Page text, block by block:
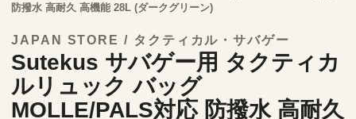
防撥水 高耐久 高機能 28L (ダークグリーン)
JAPAN STORE / タクティカル・サバゲー
Sutekus サバゲー用 タクティカ
ルリュック バッグ
MOLLE/PALS対応 防撥水 高耐久